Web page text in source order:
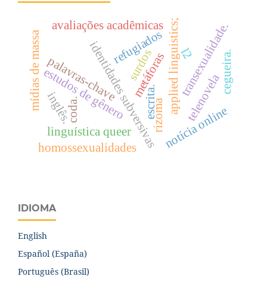
applied linguistics;
surdos
identidades subversivas
estudos de gênero
linguística queer rizoma
avaliações acadêmicas
coda. notícia online
palavras-chave transexualidade.
homossexualidades
mídias de massa telenovela
refugiados
metáforas l2
inglês.
cegueira.
escrita.
IDIOMA
English
Español (España)
Português (Brasil)